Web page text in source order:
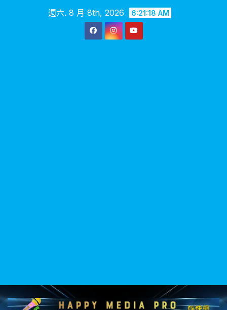
週六. 8 月 8th, 2026 6:21:19 AM